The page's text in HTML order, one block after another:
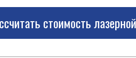
стоимость